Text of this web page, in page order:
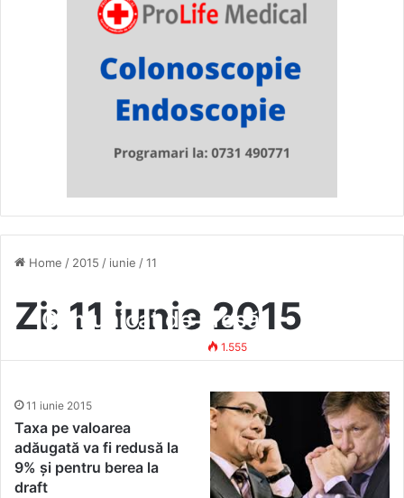
Home / 2015 / iunie /11
Zi: 11 iunie 2015
Comunicat de presă
1.555
11 iunie 2015
Taxa pe valoarea
adăugată va fi redusă la
9% și pentru berea la
draft